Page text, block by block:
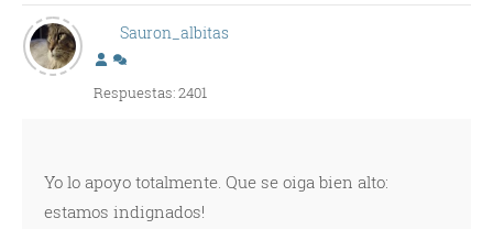
Sauron_albitas
Respuestas: 2401
Yo lo apoyo totalmente. Que se oiga bien alto:
estamos indignados!